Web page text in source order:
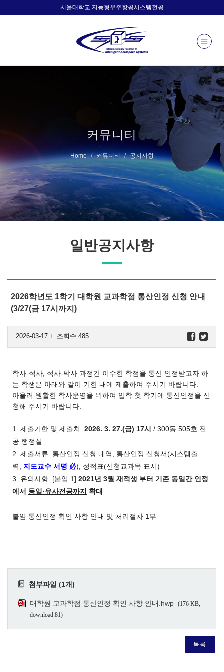
서울대학교 지능형우주항공시스템전공
커뮤니티
Home 커뮤니티 공지사항
일반공지사항
2026학년도 1학기 대학원 교과학점 통산인정 신청 안내
(3/27(금 17시까지)
2026-03-17 l 조회수 485
학사-석사, 석사-박사 과정간 이수한 학점을 통산 인정받고자 하
는 학생은 아래와 같이 기한 내에 제출하여 주시기 바랍니다.
아울러 원활한 학사운영을 위하여 입학 첫 학기에 통산인정을 신
청해 주시기 바랍니다.
1. 제출기한 및 제출처: 2026. 3. 27.(금) 17시 / 300동 505호 전
공 행정실
2. 제출서류: 통산인정 신청 내역, 통산인정 신청서(시스템출
력, 지도교수 서명 必), 성적표(신청교과목 표시)
3. 유의사항: [붙임 1] 2021년 3월 재적생 부터 기존 동일간 인정
에서 동일·유사전공까지 확대
붙임 통산인정 확인 사항 안내 및 처리절차 1부
첨부파일 (1개)
대학원 교과학점 통산인정 확인 사항 안내.hwp (176 KB,
download:81)
목록